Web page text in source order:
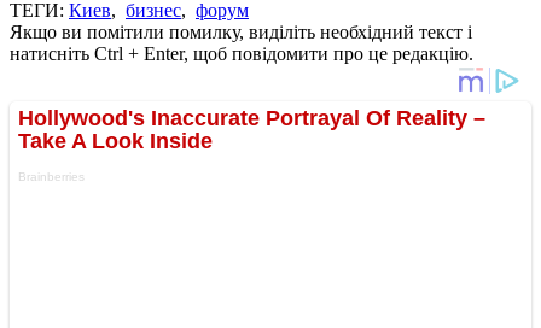
ТЕГИ: Киев, бизнес, форум
Якщо ви помітили помилку, виділіть необхідний текст і
натисніть Ctrl + Enter, щоб повідомити про це редакцію.